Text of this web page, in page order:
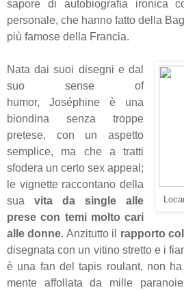
sapore di autobiografia ironica
personale, che hanno fatto della
più famose della Francia.
Nata dai suoi disegni e dal
suo sense of
humor,Joséphine è una
biondina senza troppe
pretese, con un aspetto
semplice, ma che a tratti
sfodera un certo sex appeal;
le vignette raccontano della
sua
vita da single alle
prese con temi molto cari
alle donne. Anzitutto il rapporto
disegnata con un vitino stretto e i
è una fan del tapis roulant, non
mente affollata da mille